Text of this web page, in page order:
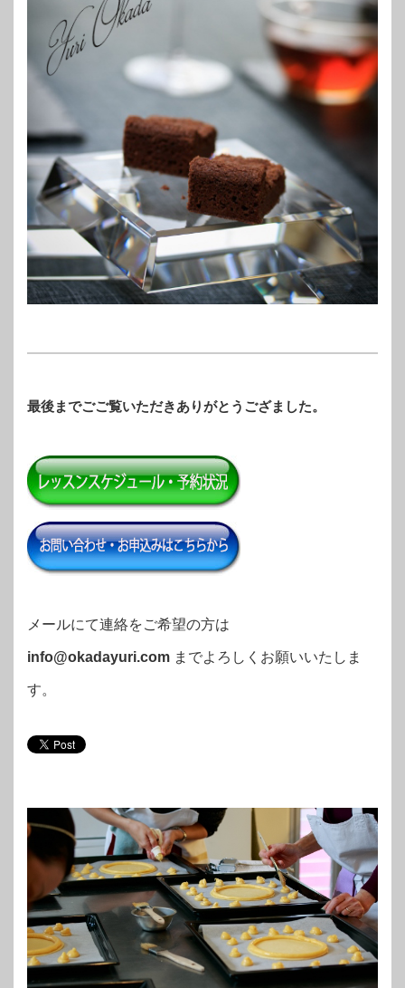
最後までごご覧いただきありがとうござました。
メールにて連絡をご希望の方は
info@okadayuri.com までよろしくお願いいたしま
す。